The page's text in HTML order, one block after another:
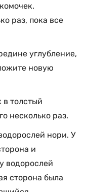
раз, пока все
углубление,
новую
в толстый
несколько раз.
нори. У
и
водорослей
сторона была